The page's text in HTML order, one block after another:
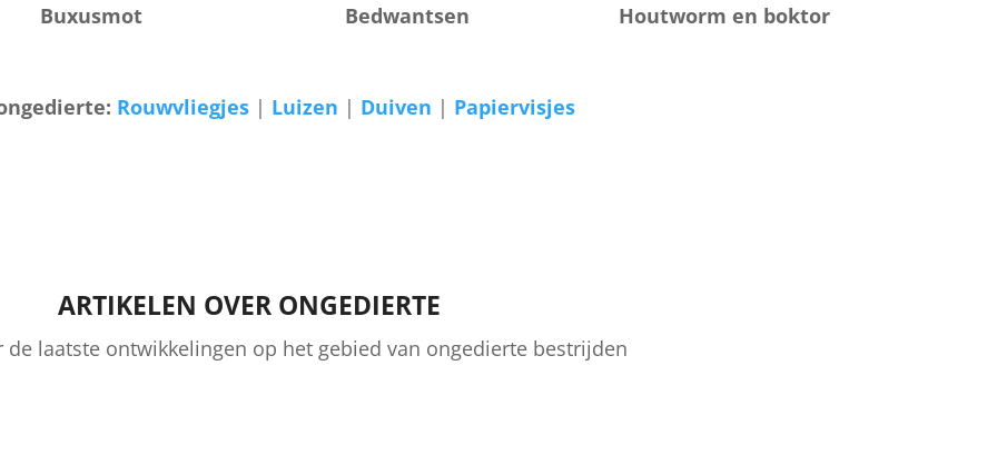
Buxusmot Bedwantsen Houtworm en boktor
Rouwvliegjes| Luizen | Duiven | Papiervisjes
ARTIKELEN OVER ONGEDIERTE
de laatste ontwikkelingen op het gebied van ongedierte bestrijden